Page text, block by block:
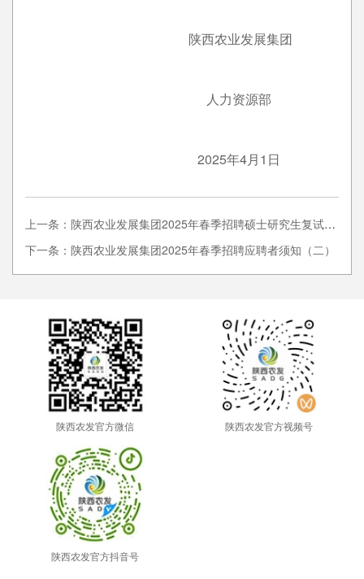
陕西农业发展集团
人力资源部
2025年4月1日
上一条：陕西农业发展集团2025年春季招聘硕士研究生复试须知
下一条：陕西农业发展集团2025年春季招聘应聘者须知（二）
陕西农发官方微信 陕西农发官方视频号
陕西农发官方抖音号